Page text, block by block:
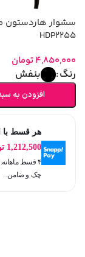
سشوار هاردستون
HDP2255
4,850,000تومان
رنگ بنفش
افزودن به
هر قسط با
1,212,500
۴ قسط
چک و ضامن.